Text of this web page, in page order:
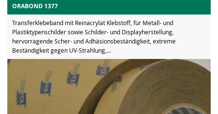
ORABOND 1377
Transferklebeband mit Reinacrylat Klebstoff, für Metall- und
Plastiktypenschilder sowie Schilder- und Displayherstellung,
hervorragende Scher- und Adhäsionsbeständigkeit, extreme
Beständigkeit gegen UV-Strahlung,...